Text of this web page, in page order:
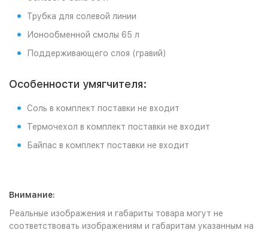
Трубка для солевой линии
Ионообменной смолы 65 л
Поддерживающего слоя (гравий)
Особенности умягчителя:
Соль в комплект поставки не входит
Термочехол в комплект поставки не входит
Байпас в комплект поставки не входит
Внимание:
Реальные изображения и габариты товара могут не
соответствовать изображениям и габаритам указанным на